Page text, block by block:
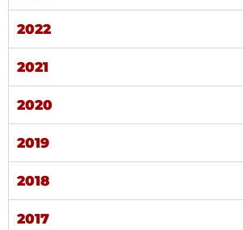
2022
2021
2020
2019
2018
2017